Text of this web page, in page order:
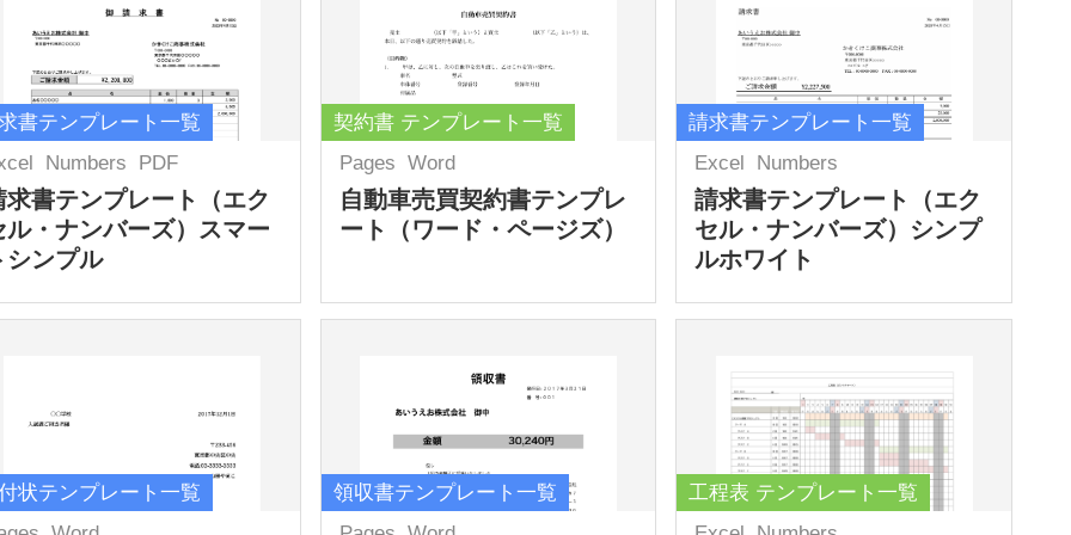
書テンプレート一覧
Numbers PDF
求書テンプレート（エク
ル・ナンバーズ）スマー
シンプル
契約書 テンプレート一覧
Pages Word
自動車売買契約書テンプレ
ート（ワード・ページズ）
請求書テンプレート一覧
Excel
Numbers
請求書テンプレート（エク
セル・ナンバーズ）シンプ
ルホワイト
状テンプレート一覧
領収書テンプレート一覧
工程表 テンプレート一覧